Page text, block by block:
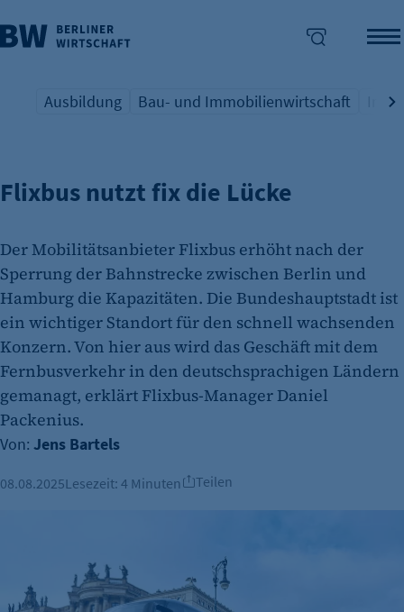
überspringen
Übersicht Schlagwort
Ausbildung
Übersicht Schlagwort
Bau- und Immobilienwirtschaft
MOBILITÄT
Flixbus nutzt fix die Lücke
Der Mobilitätsanbieter Flixbus erhöht nach der
Sperrung der Bahnstrecke zwischen Berlin und
Hamburg die Kapazitäten. Die Bundeshauptstadt ist
ein wichtiger Standort für den schnell wachsenden
Konzern. Von hier aus wird das Geschäft mit dem
Fernbusverkehr in den deutschsprachigen Ländern
gemanagt, erklärt Flixbus-Manager Daniel
Packenius.
Von: Jens Bartels
08.08.2025Lesezeit: 4 Minuten Teilen